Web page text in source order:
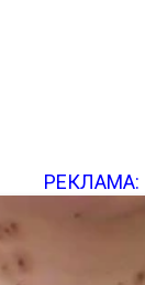
РЕКЛАМА: